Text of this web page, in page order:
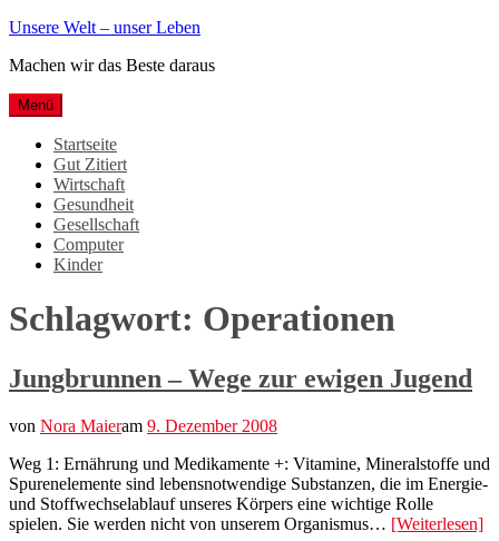
Weiter
Inhalt
Unsere Welt – unser Leben
Machen wir das Beste daraus
Menü
Startseite
Gut Zitiert
Wirtschaft
Gesundheit
Gesellschaft
Computer
Kinder
Schlagwort: Operationen
Jungbrunnen – Wege zur ewigen Jugend
von Nora Maieram 9. Dezember 2008
Weg 1: Ernährung und Medikamente +: Vitamine, Mineralstoffe und
Spurenelemente sind lebensnotwendige Substanzen, die im Energie-
und Stoffwechselablauf unseres Körpers eine wichtige Rolle
spielen. Sie werden nicht von unserem Organismus… [Weiterlesen]